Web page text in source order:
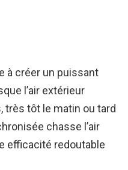
à créer un puissant
l’air extérieur
très tôt le matin ou tard
chasse l’air
efficacité redoutable